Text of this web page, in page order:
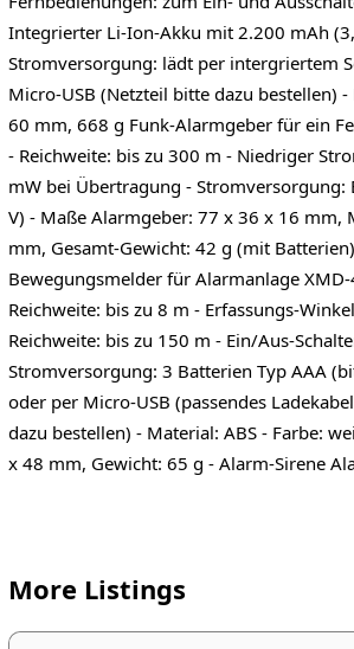
Integrierter Li-Ion-Akku mit 2.200 mAh
Stromversorgung: lädt per intergriertem
Micro-USB (Netzteil bitte dazu bestellen)
60 mm, 668 g Funk-Alarmgeber für ein
- Reichweite: bis zu 300 m - Niedriger
mW bei Übertragung - Stromversorgung:
V) - Maße Alarmgeber: 77 x 36 x 16 mm,
mm, Gesamt-Gewicht: 42 g (mit
Bewegungsmelder für Alarmanlage
Reichweite: bis zu 8 m - Erfassungs-
Reichweite: bis zu 150 m - Ein/Aus-
Stromversorgung: 3 Batterien Typ AAA
oder per Micro-USB (passendes
dazu bestellen) - Material: ABS - Farbe:
x 48 mm, Gewicht: 65 g - Alarm-Sirene
More Listings